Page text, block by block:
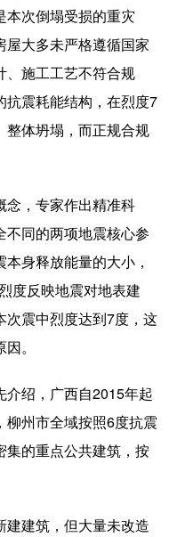
次倒塌受损的重灾
屋大多未严格遵循国家
、施工工艺不符合规
抗震耗能结构，在烈度7
整体坍塌，而正规合规
，专家作出精准科
同的两项地震核心参
身释放能量的大小，
度反映地震对地表建
次震中烈度达到7度，这
。
绍，广西自2015年起
柳州市全域按照6度抗震
集的重点公共建筑，按
建筑，但大量未改造